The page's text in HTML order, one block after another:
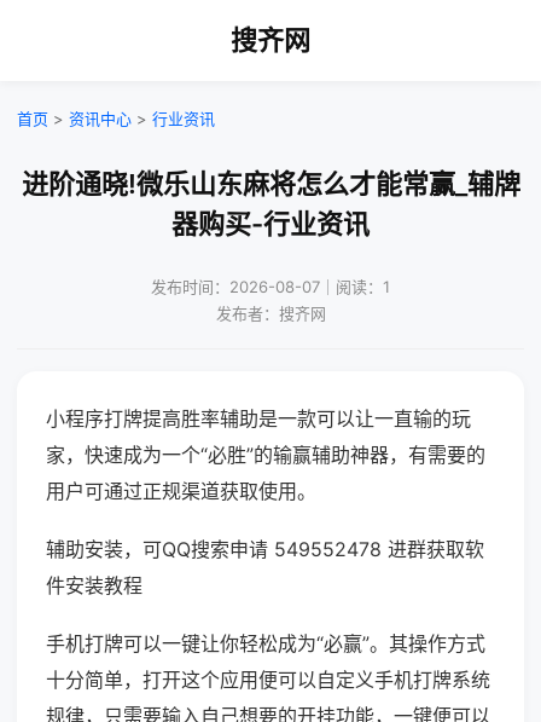
搜齐网
首页 > 资讯中心 > 行业资讯
进阶通晓!微乐山东麻将怎么才能常赢_辅牌
器购买-行业资讯
发布时间：2026-08-07｜阅读：1
发布者：搜齐网
小程序打牌提高胜率辅助是一款可以让一直输的玩
家，快速成为一个“必胜”的输赢辅助神器，有需要的
用户可通过正规渠道获取使用。
辅助安装，可QQ搜索申请 549552478 进群获取软
件安装教程
手机打牌可以一键让你轻松成为“必赢”。其操作方式
十分简单，打开这个应用便可以自定义手机打牌系统
规律，只需要输入自己想要的开挂功能，一键便可以